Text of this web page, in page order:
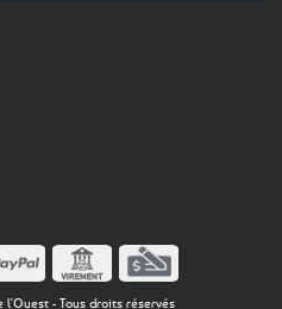
l'Ouest - Tous droits réservés